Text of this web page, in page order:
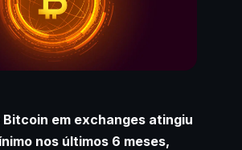
em exchanges atingiu
nos últimos 6 meses,